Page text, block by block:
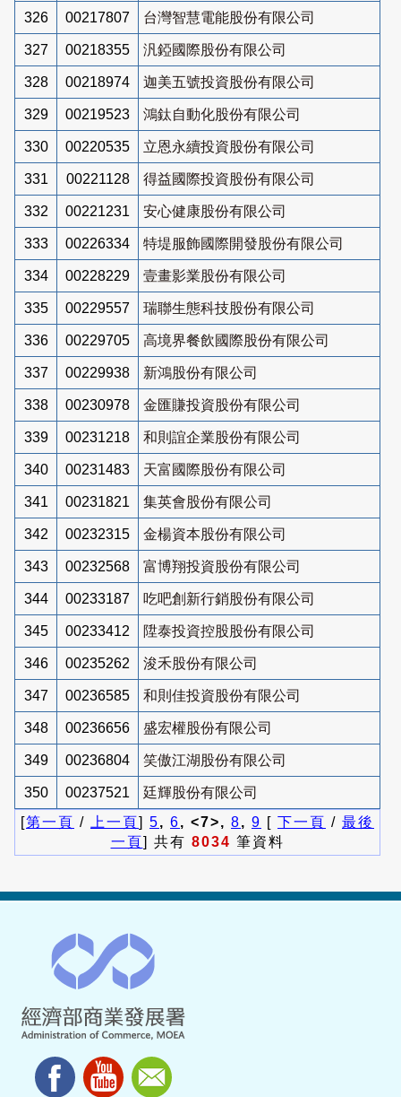
326 00217807 台灣智慧電能股份有限公司
327 00218355 汎錏國際股份有限公司
328 00218974 迦美五號投資股份有限公司
329 00219523 鴻鈦自動化股份有限公司
330 00220535 立恩永續投資股份有限公司
331 00221128 得益國際投資股份有限公司
332 00221231 安心健康股份有限公司
333 00226334 特堤服飾國際開發股份有限公司
334 00228229 壹畫影業股份有限公司
335 00229557 瑞聯生態科技股份有限公司
336 00229705 高境界餐飲國際股份有限公司
337 00229938 新鴻股份有限公司
338 00230978 金匯賺投資股份有限公司
339 00231218 和則誼企業股份有限公司
340 00231483 天富國際股份有限公司
341 00231821 集英會股份有限公司
342 00232315 金楊資本股份有限公司
343 00232568 富博翔投資股份有限公司
344 00233187 吃吧創新行銷股份有限公司
345 00233412 陞泰投資控股股份有限公司
346 00235262 浚禾股份有限公司
347 00236585 和則佳投資股份有限公司
348 00236656 盛宏權股份有限公司
349 00236804 笑傲江湖股份有限公司
350 00237521
廷輝股份有限公司
[第一頁 / 上一頁] 5, 6, <7>, 8, 9 [ 下一頁 / 最後
一頁] 共有 8034 筆資料